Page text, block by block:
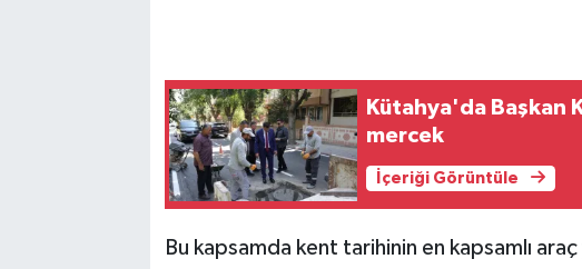
Kütahya'da Başkan
mercek
İçeriği Görüntüle
Bu kapsamda kent tarihinin en kapsamlı